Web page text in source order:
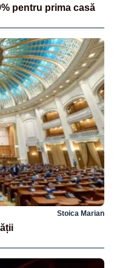
pentru prima casă
Stoica Marian